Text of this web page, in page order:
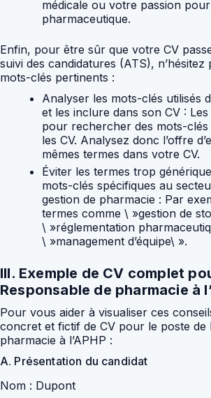
médicale ou votre passion
pharmaceutique.
Enfin, pour être sûr que votre CV
suivi des candidatures (ATS), n’hésitez
mots-clés pertinents :
Analyser les mots-clés utilisés
et les inclure dans son CV :
pour rechercher des mots-clés
les CV. Analysez donc l’offre
mêmes termes dans votre CV.
Éviter les termes trop
mots-clés spécifiques au
gestion de pharmacie : Par
termes comme \ »gestion de
\ »réglementation
\ »management d’équipe\ ».
III. Exemple de CV complet
Responsable de pharmacie à
Pour vous aider à visualiser ces
concret et fictif de CV pour le poste de
pharmacie à l’APHP :
A. Présentation du candidat
Nom : Dupont